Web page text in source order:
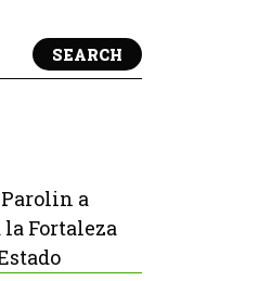
SEARCH
a
la Fortaleza